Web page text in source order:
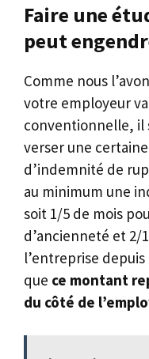
Faire une
peut
Comme nous
votre employeur
conventionnelle, il
verser une
d’indemnité de
au minimum une
soit 1/5 de mois
d’ancienneté et 2/
l’entreprise depuis
que ce montant
du côté de